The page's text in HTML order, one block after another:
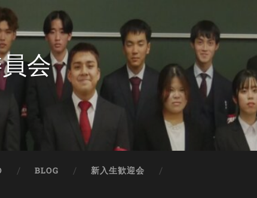
会
BLOG 新入生歓迎会